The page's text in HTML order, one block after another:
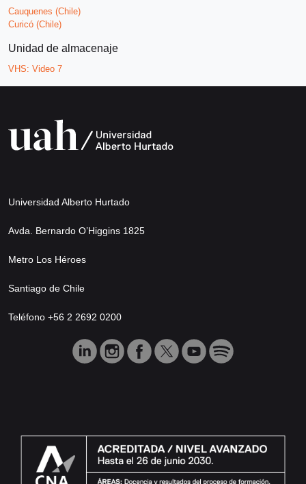
Cauquenes (Chile)
Curicó (Chile)
Unidad de almacenaje
VHS: Video 7
Universidad Alberto Hurtado
Avda. Bernardo O’Higgins 1825
Metro Los Héroes
Santiago de Chile
Teléfono +56 2 2692 0200